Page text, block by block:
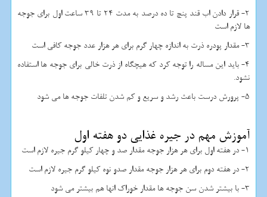
2- قرار دادن اب قند پنچ تا ده درصد به مدت 24 تا 39 ساعت اول برای جوجه
ها لازم است
3- مقدار پودره ذرت به اندازه چهار گرم برای هر هزار عدد جوجه کافی است
4- باید این مساله را توجه کرد که هیچگاه از ذرت خالی برای جوجه ها استفاده
نشود.
5- پرورش درست باعث رشد و سریع و کم شدن تلفات جوجه ها می شود
آموزش مهم در جیره غذایی دو هفته اول
1- در هفته اول برای هر هزار جوجه مقدار صد و چهار کیلو گرم جیره لازم است
2- در هفته دوم برای هر هزار جوجه مقدار صدو نوه کیلو گرم جیره لازم است
3- با بیشتر شدن سن جوجه ها مقدار خوراک انها هم بیشتر می شود